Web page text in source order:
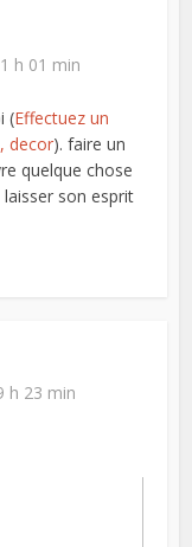
h 01 min
(Effectuez un
decor). faire un
quelque chose
laisser son esprit
h 23 min